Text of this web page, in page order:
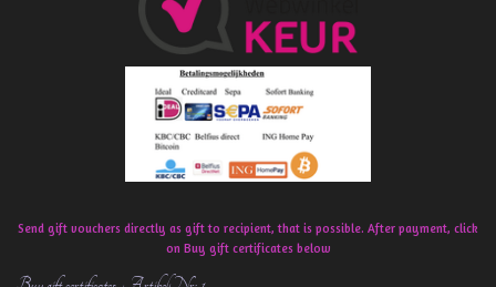
o
k
Send gift vouchers directly as gift to recipient, that is possible. After payment, click
on Buy gift certificates below